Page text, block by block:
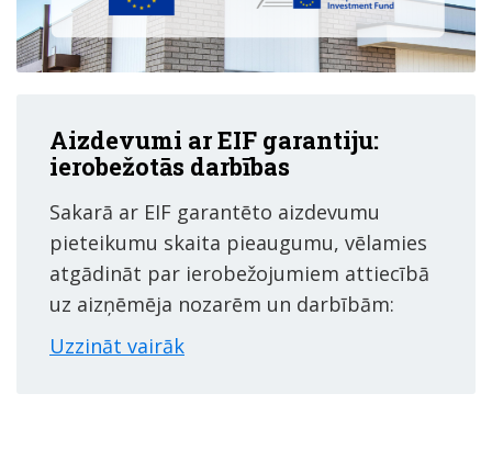
Aizdevumi ar EIF garantiju:
ierobežotās darbības
Sakarā ar EIF garantēto aizdevumu
pieteikumu skaita pieaugumu, vēlamies
atgādināt par ierobežojumiem attiecībā
uz aizņēmēja nozarēm un darbībām:
Uzzināt vairāk